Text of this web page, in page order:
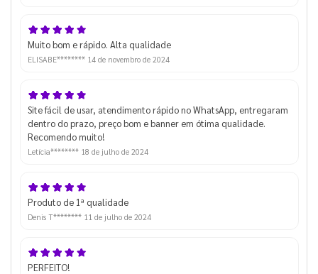
Muito bom e rápido. Alta qualidade
ELISABE******** 14 de novembro de 2024
Site fácil de usar, atendimento rápido no WhatsApp, entregaram
dentro do prazo, preço bom e banner em ótima qualidade.
Recomendo muito!
Letícia******** 18 de julho de 2024
Produto de 1ª qualidade
Denis T******** 11 de julho de 2024
PERFEITO!